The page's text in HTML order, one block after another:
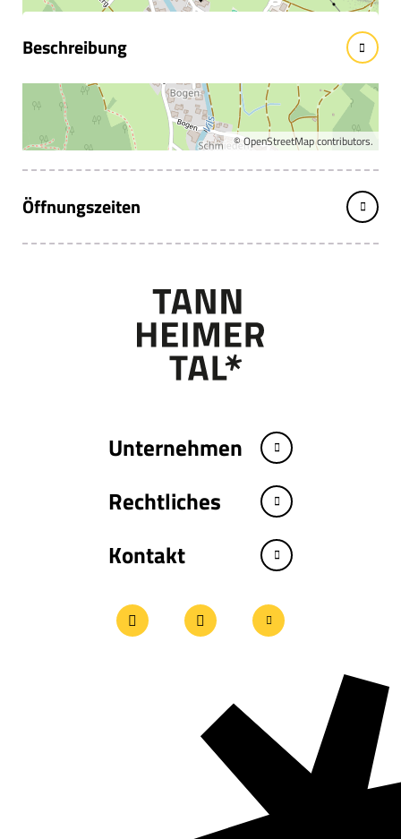
©OpenStreetMapcontributors.
Beschreibung
Tapezierer & Decorateurmeister Hubert Rief
Ihr Fachmann in Sachen Raumausstattung
Öffnungszeiten
Unternehmen
Rechtliches
Kontakt